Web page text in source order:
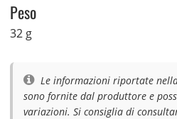
Peso
32 g
Le informazioni riportate
sono fornite dal produttore e
variazioni. Si consiglia di